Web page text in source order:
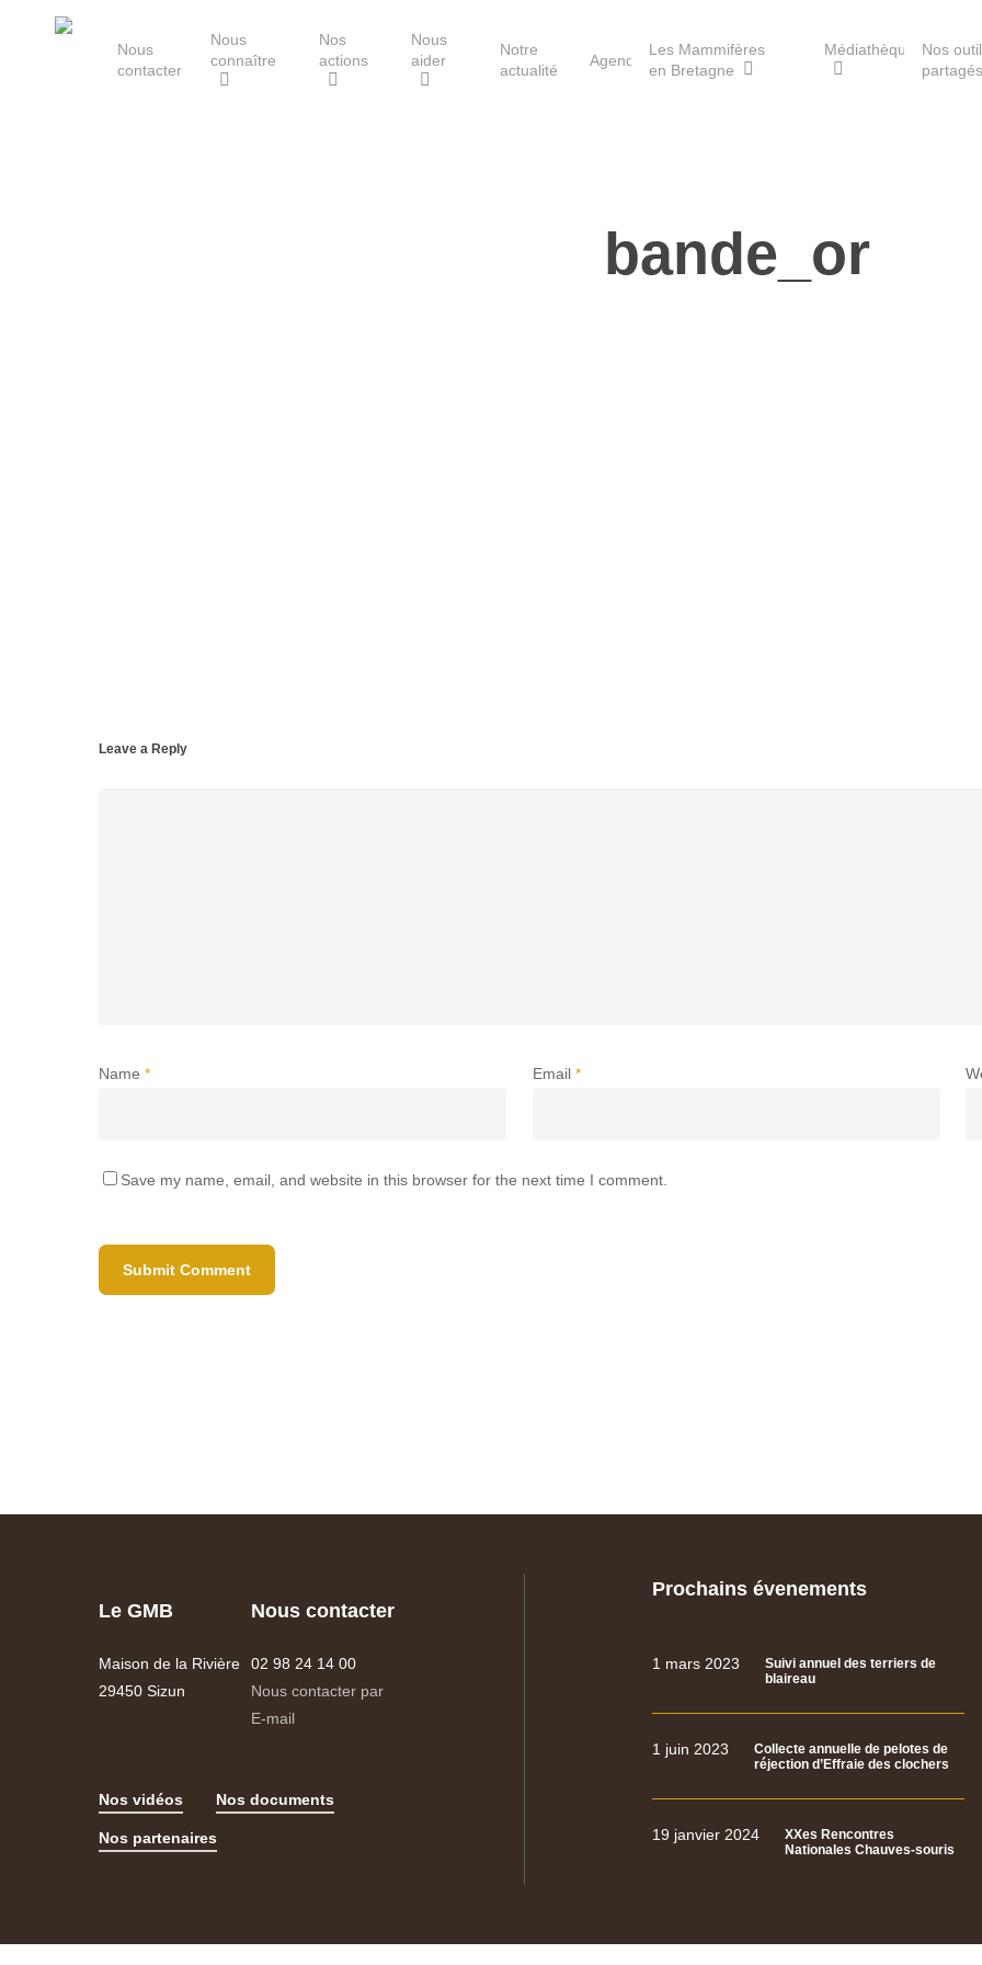
Nous
contacter
Nous
connaître
Nos
actions
Les Havres de paix pour la
loutre
Nous
aider
Notre
actualité
Agenda
Les Mammifères
en Bretagne
Médiathèque
Nos
partagés
bande_or
Leave a Reply
Name * Email *
Save my name, email, and website in this browser for the next time I comment.
Le GMB
Maison de la Rivière
29450 Sizun
Nous contacter
02 98 24 14 00
Nous contacter par
E-mail
Nos vidéos Nos documents
Nos partenaires
Prochains évenements
1 mars 2023
Suivi annuel des terriers de
blaireau
1 juin 2023
Collecte annuelle de pelotes de
réjection d’Effraie des clochers
19 janvier 2024
XXes Rencontres
Nationales Chauves-souris